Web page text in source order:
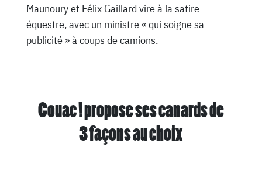
Maunoury et Félix Gaillard vire à la satire
équestre, avec un ministre « qui soigne sa
publicité » à coups de camions.
Couac ! propose ses canards de
3 façons au choix